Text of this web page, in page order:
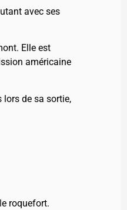
avec ses
Elle est
américaine
lors de sa sortie,
roquefort.